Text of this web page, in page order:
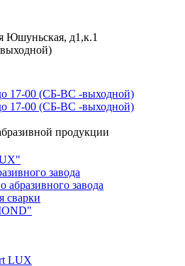
Юшуньская, д1,к.1
17-00 (СБ-ВС -выходной)
17-00 (СБ-ВС -выходной)
продукции
завода
абразивного завода
сварки